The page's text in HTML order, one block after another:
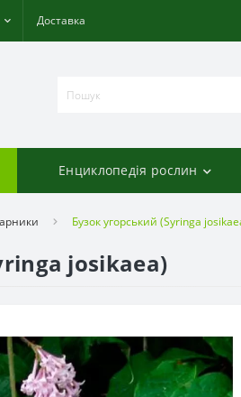
Доставка
Енциклопедія рослин
Бузок угорський (Syringa
josikaea)